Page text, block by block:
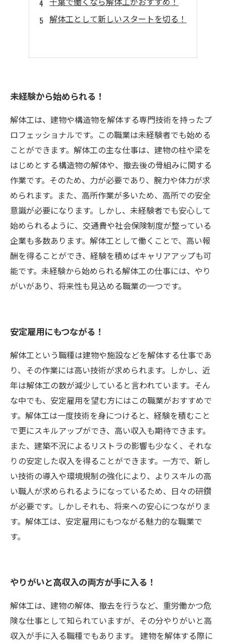
解体工として新しいスタートを切る！
未経験から始められる！
解体工は、建物や構造物を解体する専門技術を持ったプ
ロフェッショナルです。この職業は未経験者でも始める
ことができます。解体工の主な仕事は、建物の柱や梁を
はじめとする構造物の解体や、撤去後の骨組みに関する
作業です。そのため、力が必要であり、腕力や体力が求
められます。また、高所作業が多いため、高所での安全
意識が必要になります。しかし、未経験者でも安心して
始められるように、交通費や社会保険制度が整っている
企業も多数あります。解体工として働くことで、高い報
酬を得ることができ、経験を積めばキャリアアップも可
能です。未経験から始められる解体工の仕事には、やり
がいがあり、将来性も見込める職業の一つです。
安定雇用にもつながる！
解体工という職種は建物や施設などを解体する仕事であ
り、その作業には高い技術が求められます。しかし、近
年は解体工の数が減少していると言われています。そん
な中でも、安定雇用を望む方にはこの職業がおすすめで
す。解体工は一度技術を身につけると、経験を積むこと
で更にスキルアップができ、高い収入も期待できます。
また、建築不況によるリストラの影響も少なく、それな
りの安定した収入を得ることができます。一方で、新し
い技術の導入や環境規制の強化により、よりスキルの高
い職人が求められるようになっているため、日々の研鑽
が必要です。しかしそれも、将来への安心につながりま
す。解体工は、安定雇用にもつながる魅力的な職業で
す。
やりがいと高収入の両方が手に入る！
解体工は、建物の解体、撤去を行うなど、重労働かつ危
険な仕事として知られていますが、その分やりがいと高
収入が手に入る職種でもあります。 建物を解体する際に